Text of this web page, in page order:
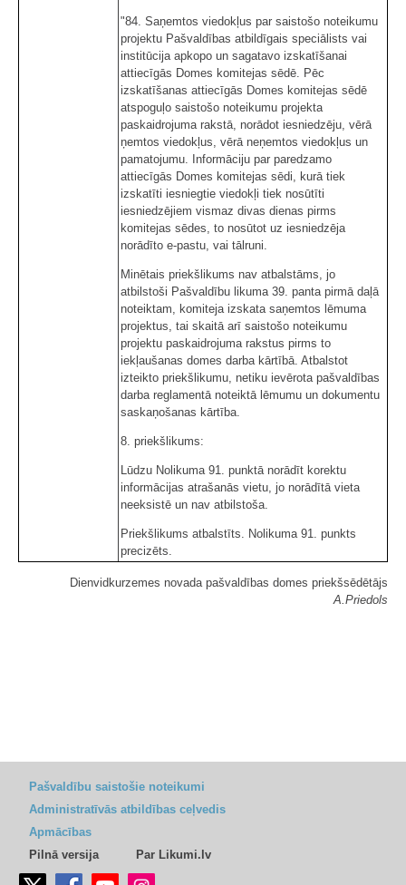
"84. Saņemtos viedokļus par saistošo noteikumu
projektu Pašvaldības atbildīgais speciālists vai
institūcija apkopo un sagatavo izskatīšanai
attiecīgās Domes komitejas sēdē. Pēc
izskatīšanas attiecīgās Domes komitejas sēdē
atspoguļo saistošo noteikumu projekta
paskaidrojuma rakstā, norādot iesniedzēju, vērā
ņemtos viedokļus, vērā neņemtos viedokļus un
pamatojumu. Informāciju par paredzamo
attiecīgās Domes komitejas sēdi, kurā tiek
izskatīti iesniegtie viedokļi tiek nosūtīti
iesniedzējiem vismaz divas dienas pirms
komitejas sēdes, to nosūtot uz iesniedzēja
norādīto e-pastu, vai tālruni.
Minētais priekšlikums nav atbalstāms, jo
atbilstoši Pašvaldību likuma 39. panta pirmā daļā
noteiktam, komiteja izskata saņemtos lēmuma
projektus, tai skaitā arī saistošo noteikumu
projektu paskaidrojuma rakstus pirms to
iekļaušanas domes darba kārtībā. Atbalstot
izteikto priekšlikumu, netiku ievērota pašvaldības
darba reglamentā noteiktā lēmumu un dokumentu
saskaņošanas kārtība.
8. priekšlikums:
Lūdzu Nolikuma 91. punktā norādīt korektu
informācijas atrašanās vietu, jo norādītā vieta
neeksistē un nav atbilstoša.
Priekšlikums atbalstīts. Nolikuma 91. punkts
precizēts.
Dienvidkurzemes novada pašvaldības domes priekšsēdētājs
A.Priedols
Pašvaldību saistošie noteikumi
Administratīvās atbildības ceļvedis
Apmācības
Pilnā versija
Par Likumi.lv